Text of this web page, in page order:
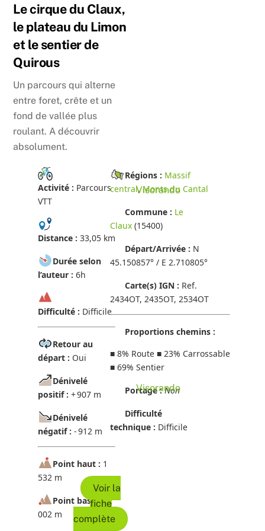
Skip
content
Le cirque du Claux,
le plateau du Limon
et le sentier de
Quirous
Un parcours qui alterne
entre foret, crête et un
fond de vallée plus
roulant. A découvrir
absolument.
Activité : Parcours
VTT
Distance : 33,05 km
Durée selon
l’auteur : 6h
Difficulté : Difficile
Retour au
départ : Oui
Dénivelé
positif : + 907 m
Dénivelé
négatif : - 912 m
Point haut : 1
532 m
Point bas :1
002 m
Régions : Massif
central,Monts du Cantal
Commune : Le
Claux (15400)
Départ/Arrivée : N
45.150857° / E 2.710805°
Carte(s) IGN : Ref.
2434OT, 2435OT, 2534OT
Proportions chemins :
■ 8% Route ■ 23% Carrossable
■ 69% Sentier
Portage : Non
Difficulté
technique : Difficile
Voir la
fiche
complète
Visorando
Visorando